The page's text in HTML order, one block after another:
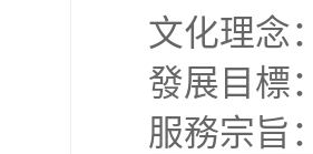
文化理念
發展目標
服務宗旨